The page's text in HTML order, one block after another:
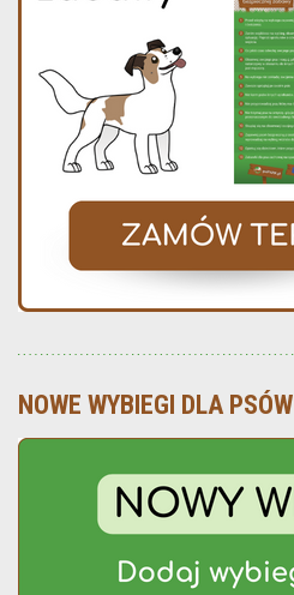
NOWE WYBIEGI DLA PSÓW